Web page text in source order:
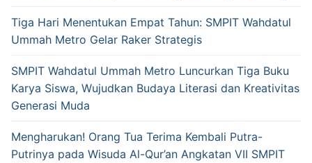
Tiga Hari Menentukan Empat Tahun: SMPIT Wahdatul
Ummah Metro Gelar Raker Strategis
SMPIT Wahdatul Ummah Metro Luncurkan Tiga Buku
Karya Siswa, Wujudkan Budaya Literasi dan Kreativitas
Generasi Muda
Mengharukan! Orang Tua Terima Kembali Putra-
Putrinya pada Wisuda Al-Qur’an Angkatan VII SMPIT